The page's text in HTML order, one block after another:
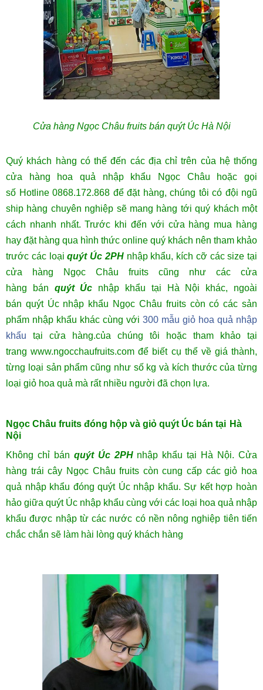
Cửa hàng Ngọc Châu fruits bán quýt Úc Hà Nội
Quý khách hàng có thể đến các địa chỉ trên của hệ thống
cửa hàng hoa quả nhập khẩu Ngọc Châu hoặc gọi
số Hotline 0868.172.868 để đặt hàng, chúng tôi có đội ngũ
ship hàng chuyên nghiệp sẽ mang hàng tới quý khách một
cách nhanh nhất. Trước khi đến với cửa hàng mua hàng
hay đặt hàng qua hình thức online quý khách nên tham khảo
trước các loạiquýt Úc 2PH nhập khẩu, kích cỡ các size tại
cửa hàng Ngọc Châu fruits cũng như các cửa
hàng bán quýt Úc nhập khẩu tại Hà Nội khác, ngoài
bán quýt Úc nhập khẩu Ngọc Châu fruits còn có các sản
phẩm nhập khẩu khác cùng với 300 mẫu giỏ hoa quả nhập
khẩu tại cửa hàng.của chúng tôi hoặc tham khảo tại
trangwww.ngocchaufruits.com để biết cụ thể về giá thành,
từng loại sản phẩm cũng như số kg và kích thước của từng
loại giỏ hoa quả mà rất nhiều người đã chọn lựa.
Ngọc Châu fruits đóng hộp và giỏ quýt Úc bán tại Hà
Nội
Không chỉ bán quýt Úc 2PH nhập khẩu tại Hà Nội. Cửa
hàng trái cây Ngọc Châu fruits còn cung cấp các giỏ hoa
quả nhập khẩu đóng quýt Úcnhập khẩu. Sự kết hợp hoàn
hảo giữa quýt Úc nhập khẩu cùng với các loại hoa quả nhập
khẩu được nhập từ các nước có nền nông nghiệp tiên tiến
chắc chắn sẽ làm hài lòng quý khách hàng